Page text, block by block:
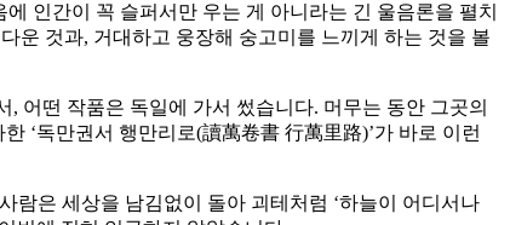
인간이 꼭 슬퍼서만 우는 게 아니라는 긴 울음론을 펼치
운 것과, 거대하고 웅장해 숭고미를 느끼게 하는 것을 볼
어떤 작품은 독일에 가서 썼습니다. 머무는 동안 그곳의
‘독만권서 행만리로(讀萬卷書 行萬里路)’가 바로 이런
람은 세상을 남김없이 돌아 괴테처럼 ‘하늘이 어디서나